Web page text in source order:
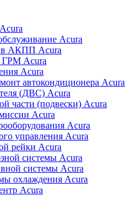
Acura
в АКПП Acura
ГРМ Acura
Acura
автокондиционера Acura
(ДВС) Acura
части (подвески) Acura
Acura
Acura
управления Acura
рейки Acura
системы Acura
системы Acura
охлаждения Acura
Acura